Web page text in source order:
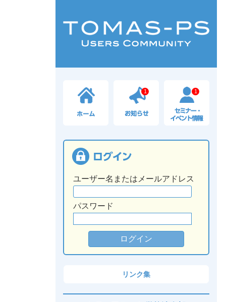
1 1
ユーザー名またはメールアドレス
パスワード
リンク集